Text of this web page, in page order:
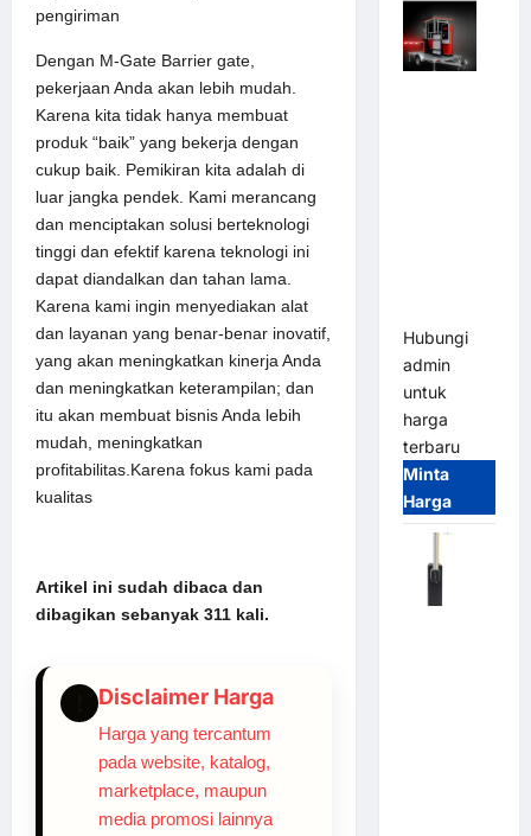
pengiriman
Dengan M-Gate Barrier gate,
pekerjaan Anda akan lebih mudah.
Karena kita tidak hanya membuat
produk “baik” yang bekerja dengan
cukup baik. Pemikiran kita adalah di
luar jangka pendek. Kami merancang
dan menciptakan solusi berteknologi
tinggi dan efektif karena teknologi ini
dapat diandalkan dan tahan lama.
Karena kami ingin menyediakan alat
dan layanan yang benar-benar inovatif,
yang akan meningkatkan kinerja Anda
dan meningkatkan keterampilan; dan
itu akan membuat bisnis Anda lebih
mudah, meningkatkan
profitabilitas.Karena fokus kami pada
kualitas
Artikel ini sudah dibaca dan
dibagikan sebanyak 311 kali.
Disclaimer Harga
Harga yang tercantum
pada website, katalog,
marketplace, maupun
media promosi lainnya
Hubungi
admin
untuk
harga
terbaru
Minta
Harga